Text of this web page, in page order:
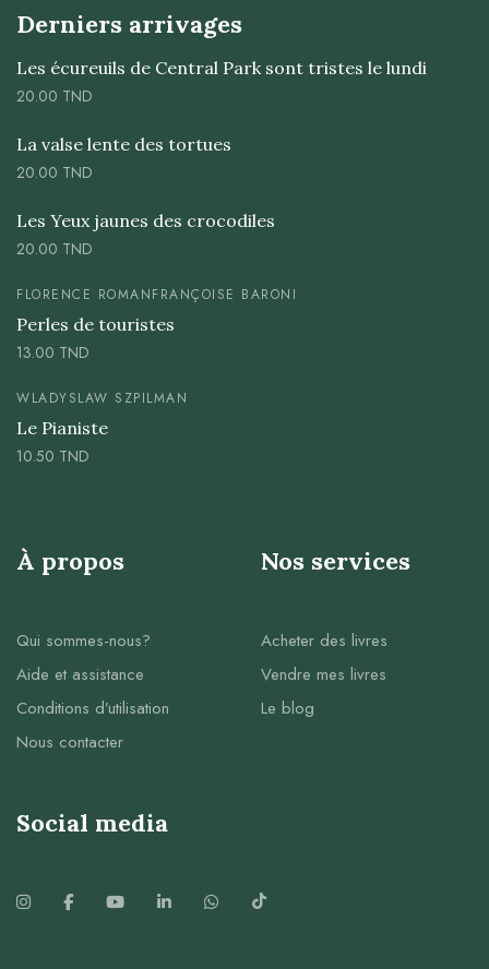
Derniers arrivages
Les écureuils de Central Park sont tristes le lundi
20.00 TND
La valse lente des tortues
20.00 TND
Les Yeux jaunes des crocodiles
20.00 TND
FLORENCE ROMANFRANÇOISE BARONI
Perles de touristes
13.00 TND
WLADYSLAW SZPILMAN
Le Pianiste
10.50 TND
À propos
Qui sommes-nous?
Aide et assistance
Conditions d’utilisation
Nous contacter
Nos services
Acheter des livres
Vendre mes livres
Le blog
Social media